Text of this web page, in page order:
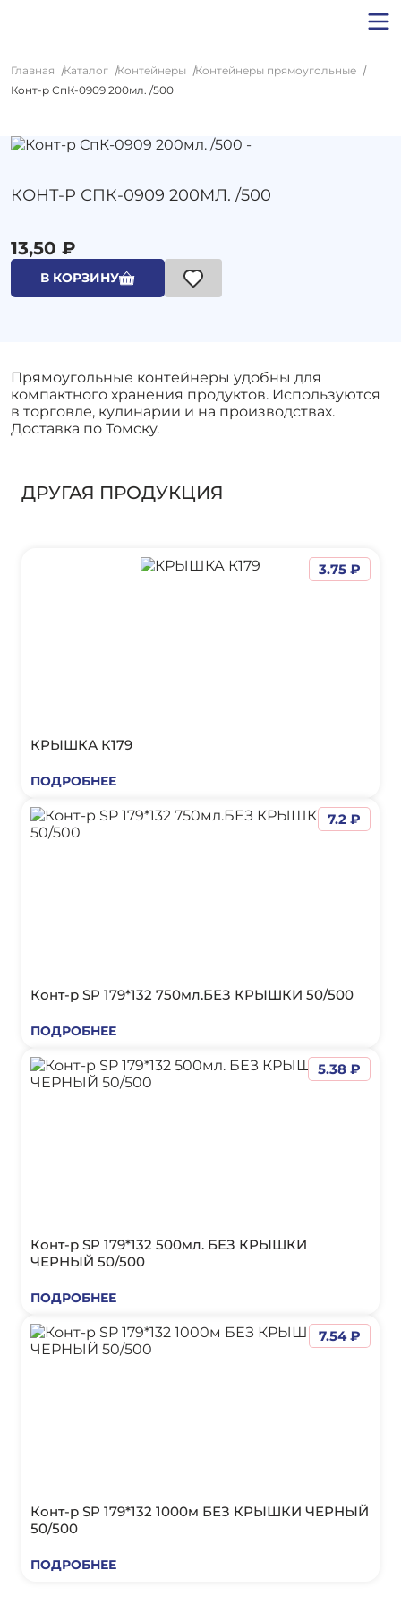
Главная Каталог Контейнеры
Контейнеры прямоугольные
Конт-р СпК-0909 200мл. /500
КОНТ-Р СПК-0909 200МЛ. /500
13,50 ₽
В КОРЗИНУ
Прямоугольные контейнеры удобны для
компактного хранения продуктов. Используются
в торговле, кулинарии и на производствах.
Доставка по Томску.
ДРУГАЯ ПРОДУКЦИЯ
КРЫШКА К179
ПОДРОБНЕЕ
3.75 ₽
Конт-р SP 179*132 750мл.БЕЗ КРЫШКИ 50/500
ПОДРОБНЕЕ
7.2 ₽
Конт-р SP 179*132 500мл. БЕЗ КРЫШКИ
ЧЕРНЫЙ 50/500
ПОДРОБНЕЕ
5.38 ₽
Конт-р SP 179*132 1000м БЕЗ КРЫШКИ ЧЕРНЫЙ
50/500
ПОДРОБНЕЕ
7.54 ₽